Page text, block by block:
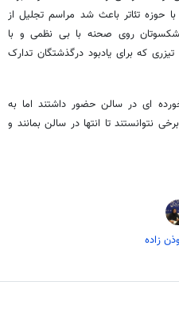
حوزه تئاتر باعث شد مراسم تجلیل از
روی صحنه با بی نظمی و با
که برای یادبود درگذشتگان تدارک
ای در سالن حضور داشتند اما به
نتوانستند تا انتها در سالن بمانند و
زاده